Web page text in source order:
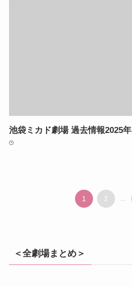
池袋ミカド劇場 過去情報2025年
1 2 ...
＜全劇場まとめ＞